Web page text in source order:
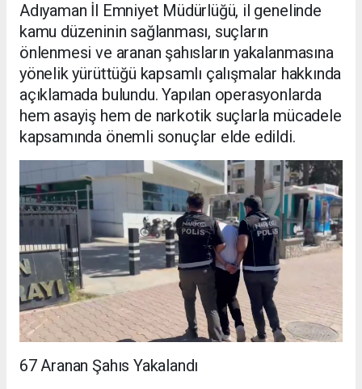
Adıyaman İl Emniyet Müdürlüğü, il genelinde
kamu düzeninin sağlanması, suçların
önlenmesi ve aranan şahısların yakalanmasına
yönelik yürüttüğü kapsamlı çalışmalar hakkında
açıklamada bulundu. Yapılan operasyonlarda
hem asayiş hem de narkotik suçlarla mücadele
kapsamında önemli sonuçlar elde edildi.
67 Aranan Şahıs Yakalandı